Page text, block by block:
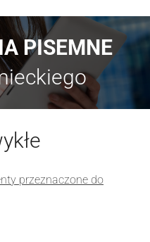
PISEMNE
przeznaczone do